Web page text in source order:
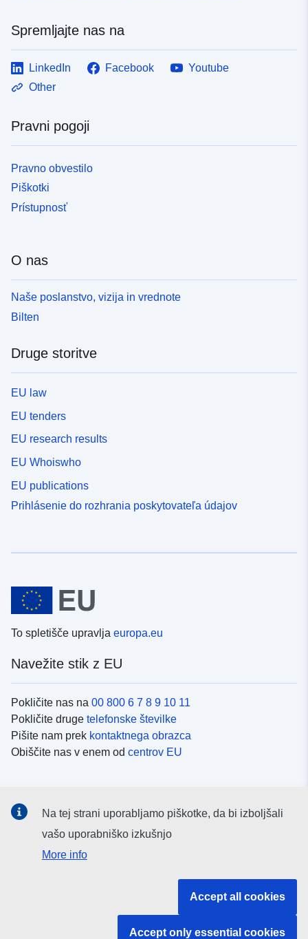
Spremljajte nas na
LinkedIn Facebook
Youtube
Other
Pravni pogoji
Pravno obvestilo
Piškotki
Prístupnosť
O nas
Naše poslanstvo, vizija in vrednote
Bilten
Druge storitve
EU law
EU tenders
EU research results
EU Whoiswho
EU publications
Prihlásenie do rozhrania poskytovateľa údajov
To spletišče upravlja europa.eu
Navežite stik z EU
Pokličite nas na 00 800 6 7 8 9 10 11
Pokličite druge telefonske številke
Pišite nam prek kontaktnega obrazca
Obiščite nas v enem od centrov EU
Iskanje podružbenih medijih EU
Na tej strani uporabljamo piškotke, da bi izboljšali
vašo uporabniško izkušnjo
More info
Accept all cookies
Accept only essential cookies